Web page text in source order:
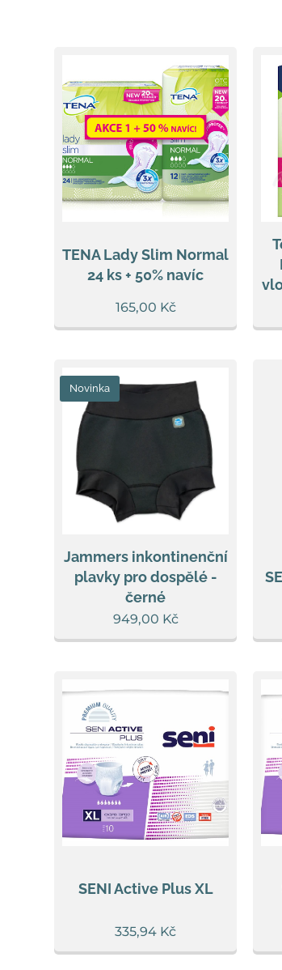
TENA Lady Slim Normal
24 ks + 50% navíc
165,00 Kč
Jammers inkontinenční
plavky pro dospělé -
černé
Novinka
949,00 Kč
SENI Active Plus XL
335,94 Kč